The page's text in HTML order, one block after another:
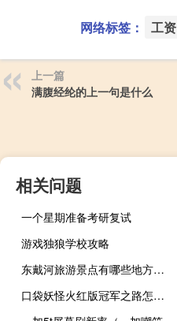
网络标签： 工资
上一篇
满腹经纶的上一句是什么
相关问题
一个星期准备考研复试
游戏独狼学校攻略
东戴河旅游景点有哪些地方（东戴河旅游景点大全）
口袋妖怪火红版冠军之路怎么走